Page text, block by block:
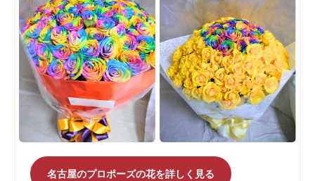
名古屋のプロポーズの花を詳しく見る